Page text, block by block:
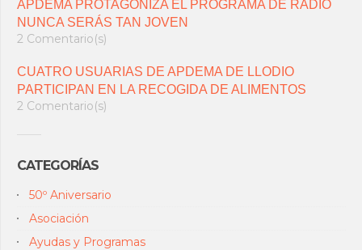
APDEMA PROTAGONIZA EL PROGRAMA DE RADIO
NUNCA SERÁS TAN JOVEN
2 Comentario(s)
CUATRO USUARIAS DE APDEMA DE LLODIO
PARTICIPAN EN LA RECOGIDA DE ALIMENTOS
2 Comentario(s)
CATEGORÍAS
50º Aniversario
Asociación
Ayudas y Programas